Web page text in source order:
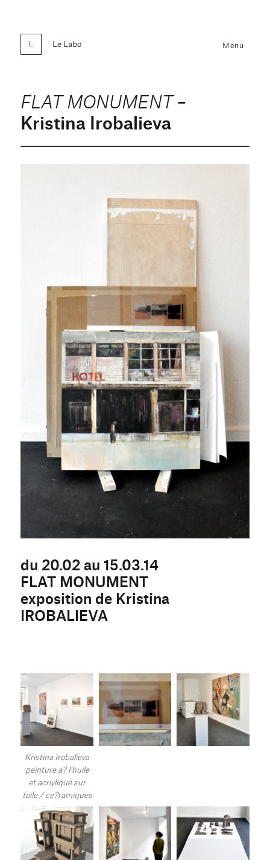
Le Labo Menu
FLAT MONUMENT–
Kristina Irobalieva
du 20.02 au 15.03.14
FLAT MONUMENT
exposition de Kristina
IROBALIEVA
Kristina Irobalieva
peinture a? l’huile
et acriylique sur
toile / ce?ramiques